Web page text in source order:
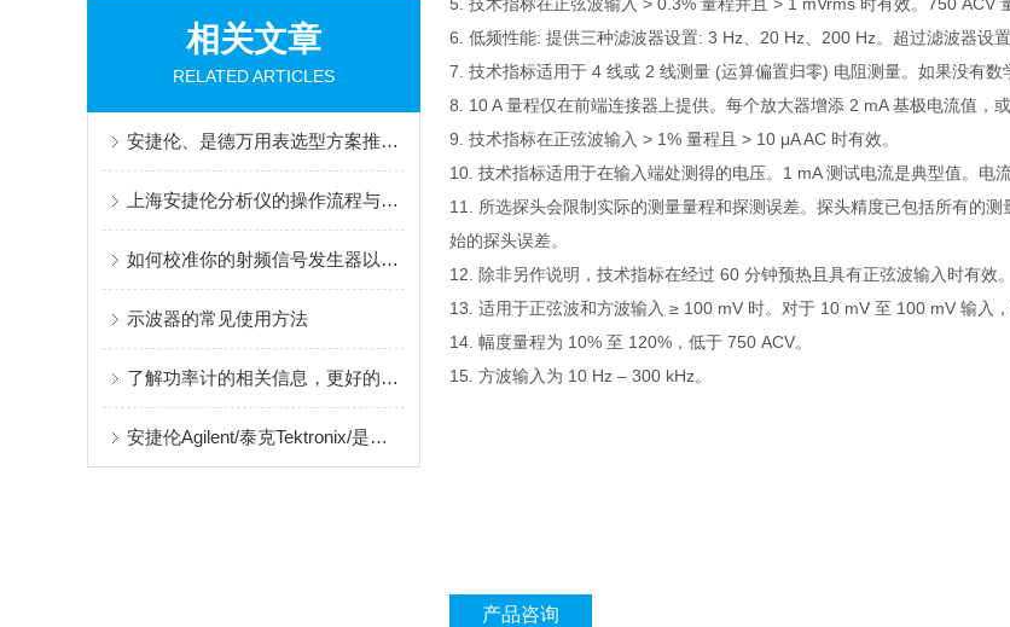
相关文章
RELATED ARTICLES
安捷伦、是德万用表选型方案推荐：2026国内高性价比代理商靠谱之选一览！
上海安捷伦分析仪的操作流程与注意事项
如何校准你的射频信号发生器以保证精度
示波器的常见使用方法
了解功率计的相关信息，更好的回收二手功率计
安捷伦Agilent/泰克Tektronix/是德Keysight电流探头怎么选？国内代理经销商推荐
6. 低频性能: 提供三种滤波器设置: 3 Hz、20 Hz、200 Hz。超过滤波器设
7. 技术指标适用于 4 线或 2 线测量 (运算偏置归零) 电阻测量。如果没有
8. 10 A 量程仅在前端连接器上提供。每个放大器增添 2 mA 基极电流值，
9. 技术指标在正弦波输入 > 1% 量程且 > 10 μA AC 时有效。
10. 技术指标适用于在输入端处测得的电压。1 mA 测试电流是典型值。电
11. 所选探头会限制实际的测量量程和探测误差。探头精度已包括所有的
始的探头误差。
12. 除非另作说明，技术指标在经过 60 分钟预热且具有正弦波输入时有效
13. 适用于正弦波和方波输入 ≥ 100 mV 时。对于 10 mV 至 100 mV 输入
14. 幅度量程为 10% 至 120%，低于 750 ACV。
15. 方波输入为 10 Hz – 300 kHz。
产品咨询